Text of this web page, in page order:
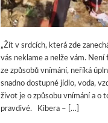
„Žít v srdcích, která zde
vás neklame a nelže vám.
ze způsobů vnímání, neříká
snadno dostupné jídlo, voda,
život je o způsobu vnímání a o
pravdivé. Kibera – […]